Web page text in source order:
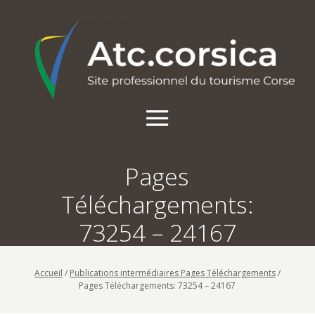
Pages
Téléchargements:
73254 – 24167
Accueil / Publications intermédiaires Pages Téléchargements/
Pages Téléchargements: 73254 – 24167